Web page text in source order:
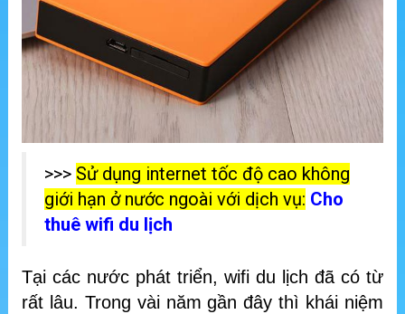
>>> Sử dụng internet tốc độ cao không
giới hạn ở nước ngoài với dịch vụ: Cho
thuê wifi du lịch
Tại các nước phát triển, wifi du lịch đã có từ
rất lâu. Trong vài năm gần đây thì khái niệm